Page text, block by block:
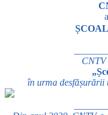
CNTV
în urma desfășurării